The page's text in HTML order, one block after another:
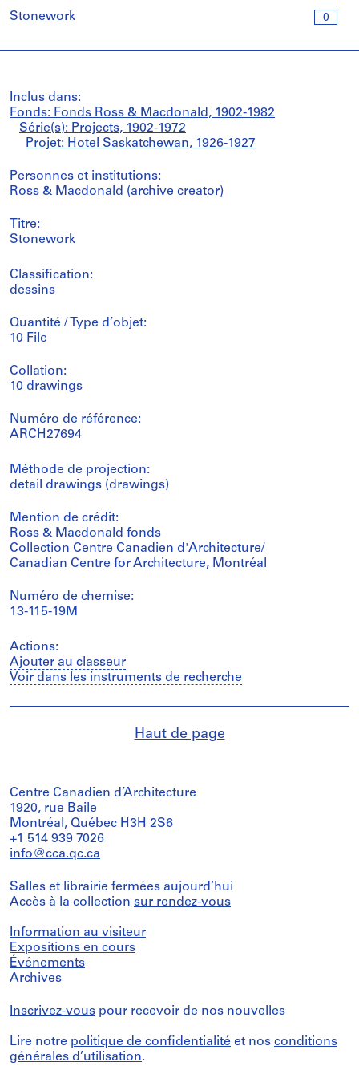
0
Stonework
Inclus dans:
Fonds: Fonds Ross & Macdonald, 1902-1982
Série(s): Projects, 1902-1972
Projet: Hotel Saskatchewan, 1926-1927
Personnes et institutions:
Ross & Macdonald (archive creator)
Titre:
Stonework
Classification:
dessins
Quantité / Type d’objet:
10 File
Collation:
10 drawings
Numéro de référence:
ARCH27694
Méthode de projection:
detail drawings (drawings)
Mention de crédit:
Ross & Macdonald fonds
Collection Centre Canadien d'Architecture/
Canadian Centre for Architecture, Montréal
Numéro de chemise:
13-115-19M
Actions:
Ajouter au classeur
Voir dans les instruments de recherche
Haut de page
Centre Canadien d’Architecture
1920, rue Baile
Montréal, Québec H3H 2S6
+1 514 939 7026
info@cca.qc.ca
Salles et librairie fermées aujourd’hui
Accès à la collection sur rendez-vous
Information au visiteur
Expositions en cours
Événements
Archives
Inscrivez-vous pour recevoir de nos nouvelles
Lire notre politique de confidentialité et nos conditions
générales d’utilisation.